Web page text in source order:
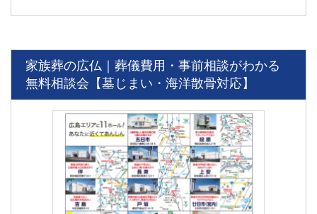
家族葬の広仏｜葬儀費用・事前相談がわかる
無料相談会【墓じまい・海洋散骨対応】